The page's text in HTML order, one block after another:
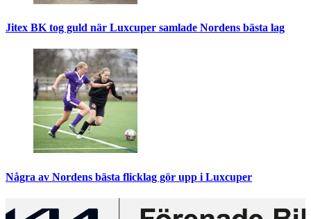
Jitex BK tog guld när Luxcuper samlade Nordens bästa lag
Några av Nordens bästa flicklag gör upp i Luxcuper